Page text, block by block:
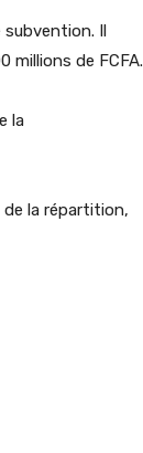
subvention. Il
millions de FCFA.
la
la répartition,